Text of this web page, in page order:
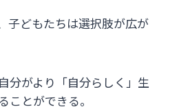
子どもたちは選択肢が広が
分がより「自分らしく」生
ことができる。